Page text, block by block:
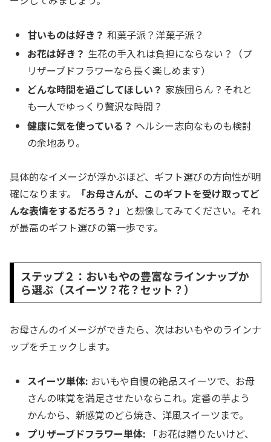
甘いものは好き？ 和菓子派？洋菓子派？
お花は好き？ 生花の手入れは負担にならない？（プ
リザーブドフラワーなら長く楽しめます）
どんな時間を過ごしてほしい？ 家族団らん？それと
も一人でゆっくり贅沢な時間？
健康に気を使っている？ ヘルシー志向なものも検討
の余地あり。
具体的なイメージが浮かぶほど、ギフト選びの方向性が明
確になります。
「お母さんが、このギフトを受け取ってど
んな表情をするだろう？」 と想像してみてください。それ
が最高のギフト選びの第一歩です。
ステップ２：おいもやの豊富なラインナップか
ら選ぶ（スイーツ？花？セット？）
お母さんのイメージができたら、次はおいもやのラインナ
ップをチェックします。
スイーツ単体: おいもや自慢の絶品スイーツで、お母
さんの味覚を満足させたいならこれ。定番の芋よう
かんから、新感覚のどら焼き、洋風スイーツまで。
プリザーブドフラワー単体: 「お花は贈りたいけど、